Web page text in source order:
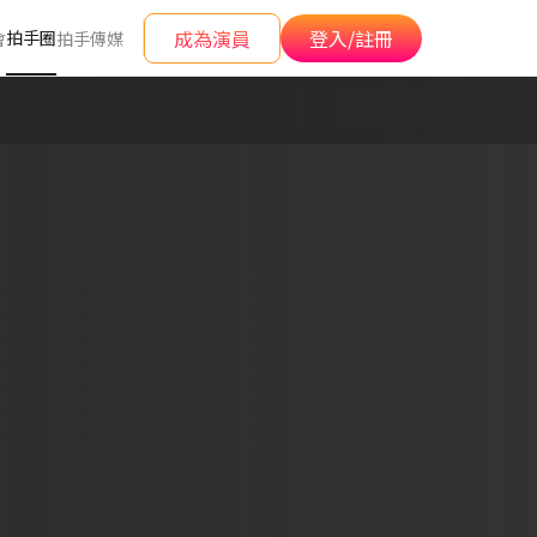
拍手圈拍手傳媒 成為演員 登入/註冊